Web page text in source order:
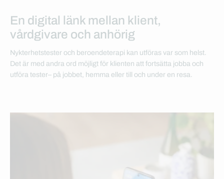
En digital länk mellan klient,
vårdgivare och anhörig
Nykterhetstester och beroendeterapi kan utföras var som helst.
Det är med andra ord möjligt för klienten att fortsätta jobba och
utföra tester– på jobbet, hemma eller till och under en resa.